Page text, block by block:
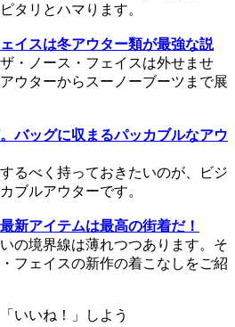
タリとハマります。
イスは冬アウター類が最強な説
・ノース・フェイスは外せませ
ウターからスーノーブーツまで展
バッグに収まるパッカブルなアウ
るべく持っておきたいのが、ビジ
ブルアウターです。
新アイテムは最高の街着だ！
の境界線は薄れつつあります。そ
フェイスの新作の着こなしをご紹
いいね！」しよう